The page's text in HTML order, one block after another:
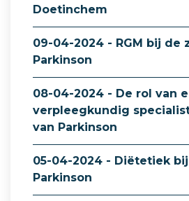
Doetinchem
09-04-2024 - RGM bij de
Parkinson
08-04-2024 - De rol van
verpleegkundig
van Parkinson
05-04-2024 - Diëtetiek
Parkinson